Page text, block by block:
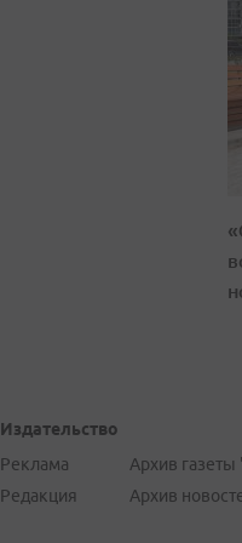
Издательство
Реклама
Редакция
Архив
Архив